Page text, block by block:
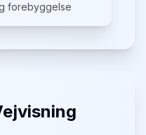
forebyggelse